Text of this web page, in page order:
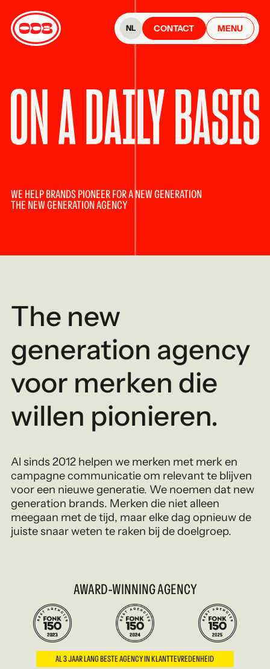
NL CONTACT MENU
WE HELP BRANDS PIONEER FOR A NEW GENERATION
THE NEW GENERATION AGENCY
The new
generation agency
voor merken die
willen pionieren.
Al sinds 2012 helpen we merken met merk en
campagne communicatie om relevant te blijven
voor een nieuwe generatie. We noemen dat new
generation brands. Merken die niet alleen
meegaan met de tijd, maar elke dag opnieuw de
juiste snaar weten te raken bij de doelgroep.
AWARD-WINNING AGENCY
AL 3 JAAR LANG BESTE AGENCY IN KLANTTEVREDENHEID